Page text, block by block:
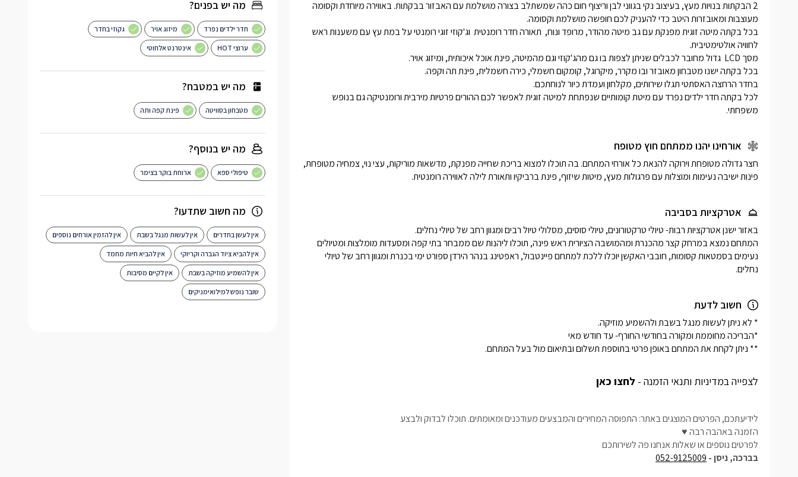
משפחתי.
אורחינו יהנו ממתחם חוץ מטופח
פינות ישיבה נעימות ומוצלות עם פרגולות מעץ, מיטות שיזוף, פינת ברביקיו ותאורת לילה לאווירה רומנטית.
אטרקציות בסביבה
נחלים.
חשוב לדעת
לצפייה במדיניות ותנאי הזמנה - לחצו כאן
לידיעתכם, הפרטים המוצגים באתר: התפוסה המחירים והמבצעים מעודכנים ומאומתים. תוכלו לבדוק ולבצע
הזמנה באהבה רבה ♥
לפרטים נוספים או שאלות אנחנו פה לשירותכם
בברכה, ניסן - 052-9125009
מה יש בפנים?
חדר ילדים נפרד מיזוג אויר גקוזי בחדר
ערוצי HOT אינטרנט אלחוטי
מה יש במטבח?
מטבחון בסוויטה פינת קפה ותה
מה יש בנוסף?
טיפולי ספא ארוחת בוקר בצימר
מה חשוב שתדעו?
אין לעשן בחדרים אין לעשות מנגל בשבת אין להזמין אורחים נוספים
אין להביא ציוד הגברה וקריוקי אין להביא חיות מחמד
אין להשמיע מוזיקה בשבת אין לקיים מסיבות
שובר נופש למילואימניקים